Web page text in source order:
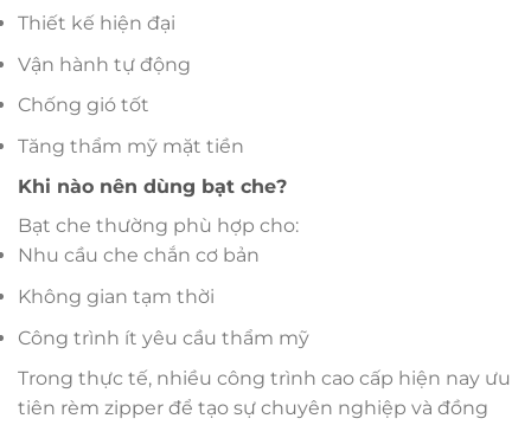
Thiết kế hiện đại
Vận hành tự động
Chống gió tốt
Tăng thẩm mỹ mặt tiền
Khi nào nên dùng bạt che?
Bạt che thường phù hợp cho:
Nhu cầu che chắn cơ bản
Không gian tạm thời
Công trình ít yêu cầu thẩm mỹ
Trong thực tế, nhiều công trình cao cấp hiện nay ưu
tiên rèm zipper để tạo sự chuyên nghiệp và đồng